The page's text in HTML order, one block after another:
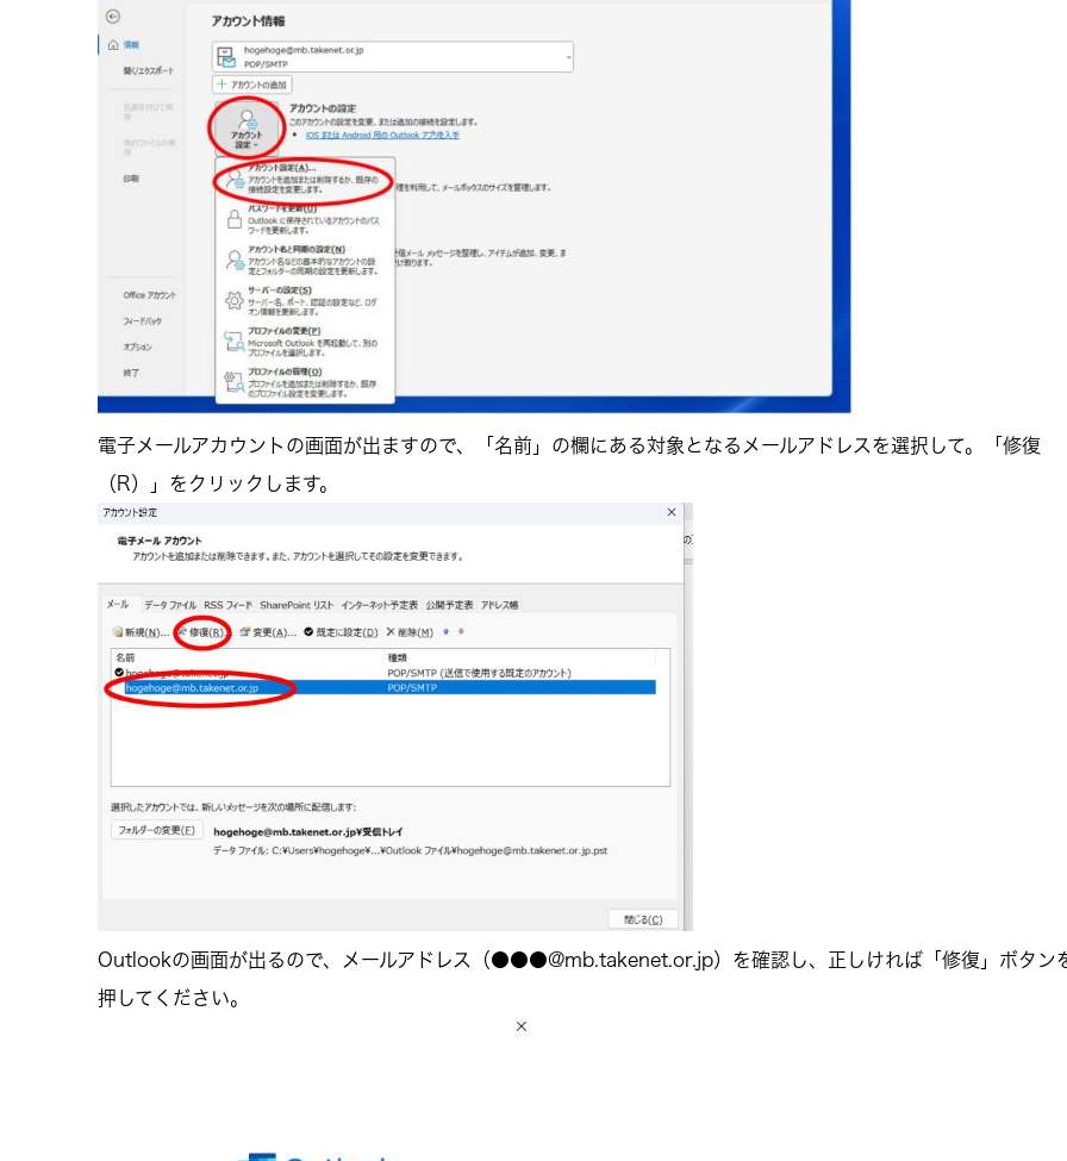
電子メールアカウントの画面が出ますので、「名前」の欄にある対象となるメールアドレスを選択して。「修復
（R）」をクリックします。
Outlookの画面が出るので、メールアドレス（●●●@mb.takenet.or.jp）を確認し、正しければ「修復」ボタン
押してください。